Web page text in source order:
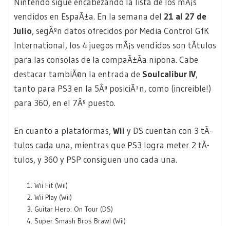
vendidos en EspaÃ±a. En la semana del 21 al 27 de
Julio, segÃºn datos ofrecidos por Media Control GfK
International, los 4 juegos mÃ¡s vendidos son tÃ­tulos
para las consolas de la compaÃ±Ã­a nipona. Cabe
destacar tambiÃ©n la entrada de Soulcalibur IV,
tanto para PS3 en la 5Âª posiciÃ³n, como (increible!)
para 360, en el 7Âº puesto.
En cuanto a plataformas, Wii y DS cuentan con 3 tÃ­
tulos cada una, mientras que PS3 logra meter 2 tÃ­
tulos, y 360 y PSP consiguen uno cada una.
Wii Fit (Wii)
Wii Play (Wii)
Guitar Hero: On Tour (DS)
Super Smash Bros Brawl (Wii)